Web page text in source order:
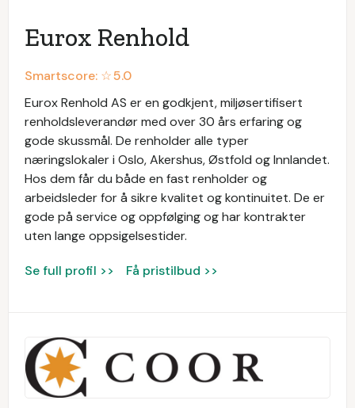
Eurox Renhold
Smartscore: ☆5.0
Eurox Renhold AS er en godkjent, miljøsertifisert
renholdsleverandør med over 30 års erfaring og
gode skussmål. De renholder alle typer
næringslokaler i Oslo, Akershus, Østfold og Innlandet.
Hos dem får du både en fast renholder og
arbeidsleder for å sikre kvalitet og kontinuitet. De er
gode på service og oppfølging og har kontrakter
uten lange oppsigelsestider.
Se full profil >> Få pristilbud >>